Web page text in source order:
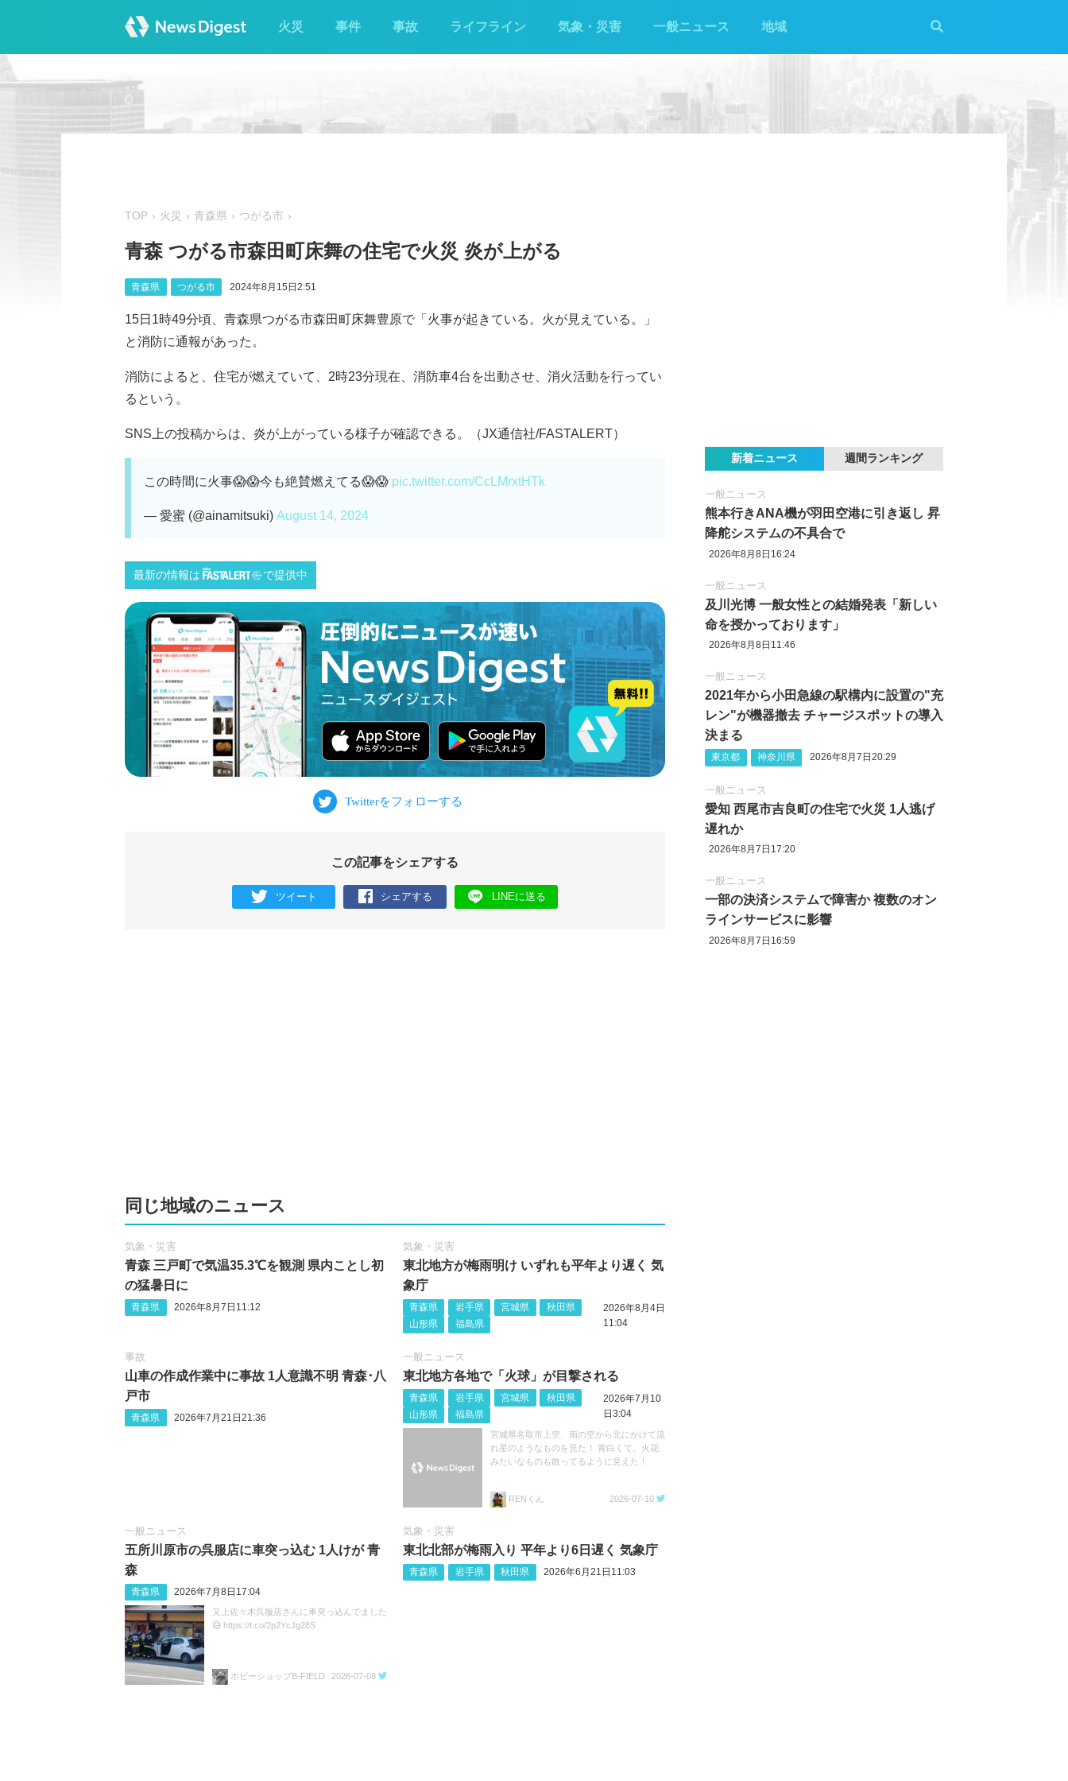
火災 事件 事故 ライフライン 気象・災害 一般ニュース 地域
TOP 火災 青森県 つがる市
青森 つがる市森田町床舞の住宅で火災 炎が上がる
青森県 つがる市 2024年8月15日2:51
15日1時49分頃、青森県つがる市森田町床舞豊原で「火事が起きている。火が見えている。」
と消防に通報があった。
消防によると、住宅が燃えていて、2時23分現在、消防車4台を出動させ、消火活動を行ってい
るという。
SNS上の投稿からは、炎が上がっている様子が確認できる。（JX通信社/FASTALERT）
この時間に火事😱😱今も絶賛燃えてる😱😱 pic.twitter.com/CcLMrxtHTk
— 愛蜜 (@ainamitsuki) August 14, 2024
最新の情報は で提供中
この記事をシェアする
ツイート シェアする LINEに送る
同じ地域のニュース
気象・災害
青森 三戸町で気温35.3℃を観測 県内ことし初
の猛暑日に
青森県 2026年8月7日11:12
気象・災害
東北地方が梅雨明け いずれも平年より遅く 気
象庁
青森県 岩手県 宮城県
秋田県
山形県
福島県
2026年8月4日
11:04
事故
山車の作成作業中に事故 1人意識不明 青森･八
戸市
青森県 2026年7月21日21:36
一般ニュース
東北地方各地で「火球」が目撃される
青森県 岩手県 宮城県
秋田県
山形県
福島県
2026年7月10
日3:04
宮城県名取市上空、南の空から北にかけて流
れ星のようなものを見た！ 青白くて、火花
みたいなものも散ってるように見えた！
RENくん 2026-07-10
一般ニュース
五所川原市の呉服店に車突っ込む 1人けが 青
森
青森県 2026年7月8日17:04
又上佐々木呉服店さんに車突っ込んでました
😅 https://t.co/2p2YcJg28S
ホビーショップB-FIELD 2026-07-08
気象・災害
東北北部が梅雨入り 平年より6日遅く 気象庁
青森県 岩手県 秋田県 2026年6月21日11:03
新着ニュース 週間ランキング
一般ニュース
熊本行きANA機が羽田空港に引き返し 昇
降舵システムの不具合で
2026年8月8日16:24
一般ニュース
及川光博 一般女性との結婚発表「新しい
命を授かっております」
2026年8月8日11:46
一般ニュース
2021年から小田急線の駅構内に設置の"充
レン"が機器撤去 チャージスポットの導入
決まる
東京都 神奈川県 2026年8月7日20:29
一般ニュース
愛知 西尾市吉良町の住宅で火災 1人逃げ
遅れか
2026年8月7日17:20
一般ニュース
一部の決済システムで障害か 複数のオン
ラインサービスに影響
2026年8月7日16:59